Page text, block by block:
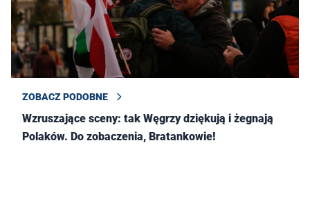
ZOBACZ PODOBNE
Wzruszające sceny: tak Węgrzy dziękują i żegnają
Polaków. Do zobaczenia, Bratankowie!